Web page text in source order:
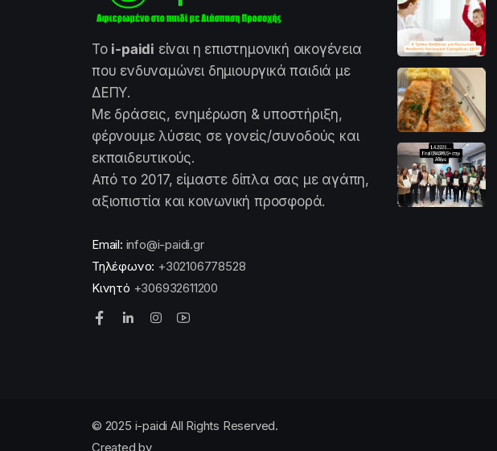
Το i-paidi είναι η επιστημονική οικογένεια
που ενδυναμώνει δημιουργικά παιδιά με
ΔΕΠΥ.
Με δράσεις, ενημέρωση & υποστήριξη,
φέρνουμε λύσεις σε γονείς/συνοδούς και
εκπαιδευτικούς.
Από το 2017, είμαστε δίπλα σας με αγάπη,
αξιοπιστία και κοινωνική προσφορά.
Email: info@i-paidi.gr
Τηλέφωνο: +302106778528
Κινητό +306932611200
© 2025 i-paidi All Rights Reserved.
Created by